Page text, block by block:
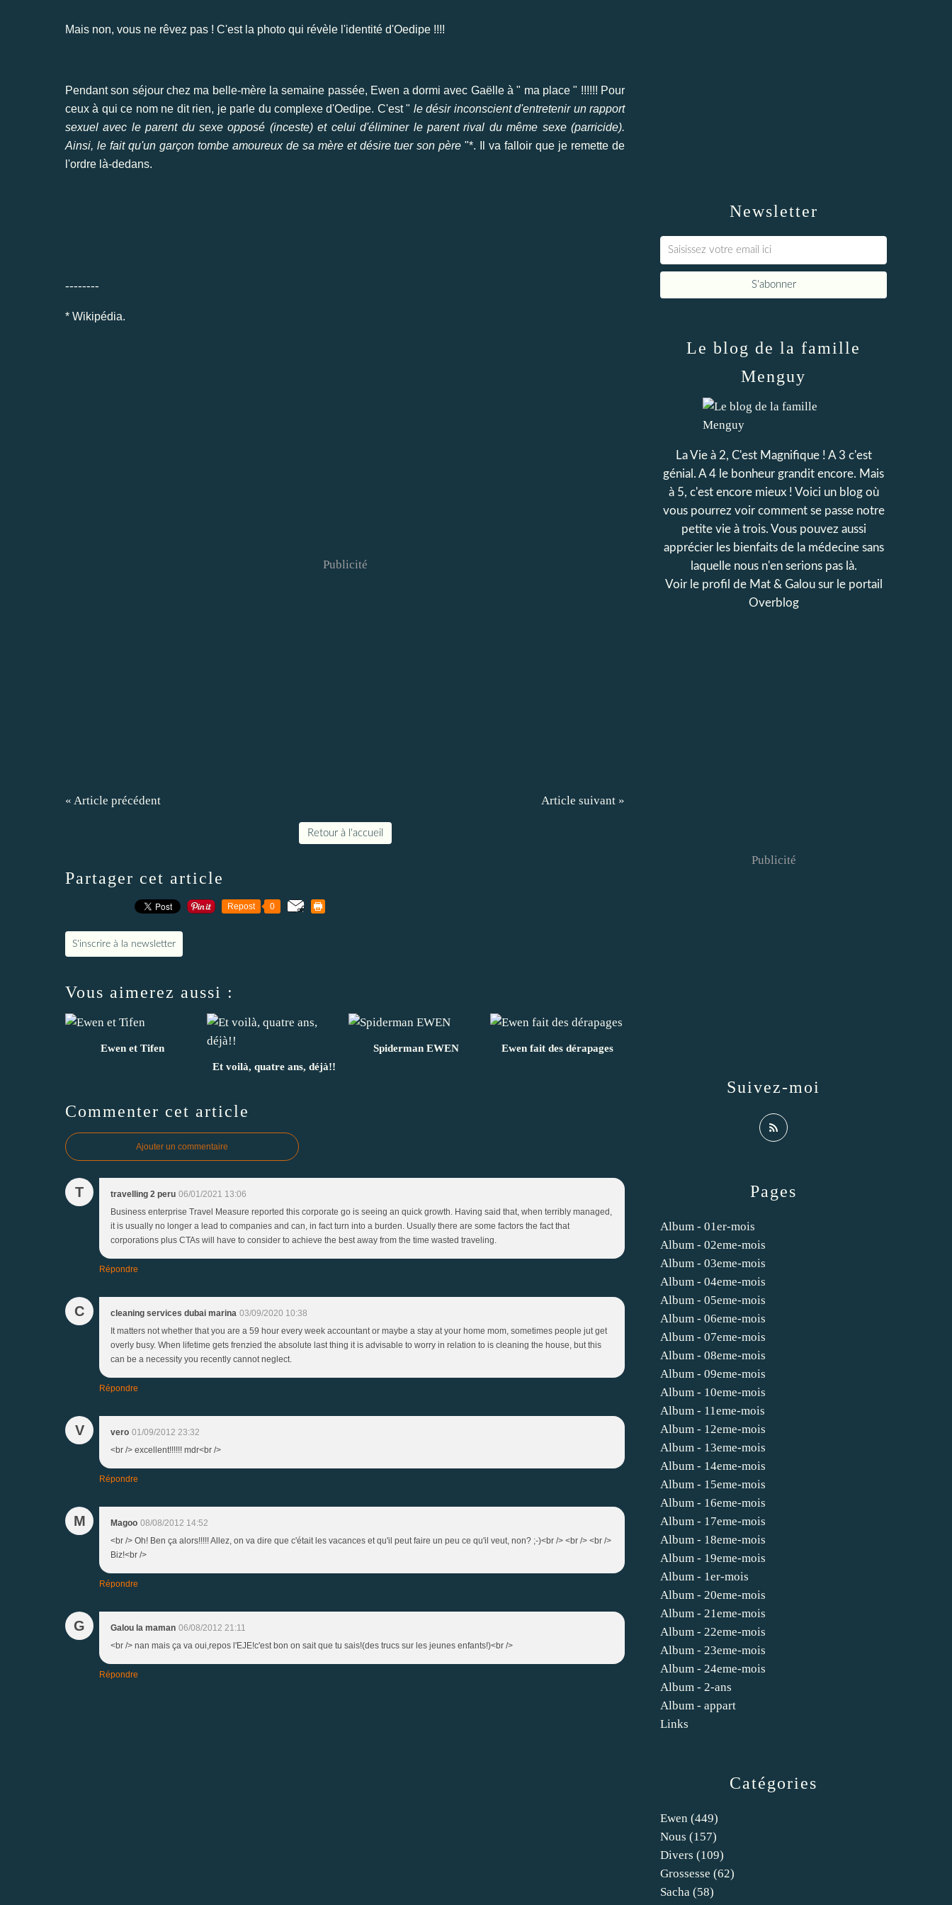
Mais non, vous ne rêvez pas ! C'est la photo qui révèle l'identité d'Oedipe !!!!
Pendant son séjour chez ma belle-mère la semaine passée, Ewen a dormi avec Gaëlle à " ma place " !!!!!! Pour
ceux à qui ce nom ne dit rien, je parle du complexe d'Oedipe. C'est " le désir inconscient d'entretenir un rapport
sexuel avec le parent du sexe opposé (inceste) et celui d'éliminer le parent rival du même sexe (parricide).
Ainsi, le fait qu'un garçon tombe amoureux de sa mère et désire tuer son père "*. Il va falloir que je remette de
l'ordre là-dedans.
--------
* Wikipédia.
Publicité
« Article précédent Article suivant »
Retour à l'accueil
Partager cet article
Repost 0
S'inscrire à la newsletter
Vous aimerez aussi :
Ewen et Tifen
Et voilà, quatre ans, déjà!!
Spiderman EWEN Ewen fait des dérapages
Commenter cet article
Ajouter un commentaire
T travelling 2 peru 06/01/2021 13:06
Business enterprise Travel Measure reported this corporate go is seeing an quick growth. Having said that, when terribly managed,
it is usually no longer a lead to companies and can, in fact turn into a burden. Usually there are some factors the fact that
corporations plus CTAs will have to consider to achieve the best away from the time wasted traveling.
Répondre
C cleaning services dubai marina 03/09/2020 10:38
It matters not whether that you are a 59 hour every week accountant or maybe a stay at your home mom, sometimes people jut get
overly busy. When lifetime gets frenzied the absolute last thing it is advisable to worry in relation to is cleaning the house, but this
can be a necessity you recently cannot neglect.
Répondre
V vero 01/09/2012 23:32
<br /> excellent!!!!!! mdr<br />
Répondre
M Magoo 08/08/2012 14:52
<br /> Oh! Ben ça alors!!!!! Allez, on va dire que c'était les vacances et qu'il peut faire un peu ce qu'il veut, non? ;-)<br /> <br /> <br />
Biz!<br />
Répondre
G Galou la maman 06/08/2012 21:11
<br /> nan mais ça va oui,repos l'EJE!c'est bon on sait que tu sais!(des trucs sur les jeunes enfants!)<br />
Répondre
Newsletter
Catégories
Ewen (449)
Nous (157)
Divers (109)
Grossesse (62)
Sacha (58)
Pages
Album - 01er-mois
Album - 02eme-mois
Album - 03eme-mois
Album - 04eme-mois
Album - 05eme-mois
Album - 06eme-mois
Album - 07eme-mois
Album - 08eme-mois
Album - 09eme-mois
Album - 10eme-mois
Album - 11eme-mois
Album - 12eme-mois
Album - 13eme-mois
Album - 14eme-mois
Album - 15eme-mois
Album - 16eme-mois
Album - 17eme-mois
Album - 18eme-mois
Album - 19eme-mois
Album - 1er-mois
Album - 20eme-mois
Album - 21eme-mois
Album - 22eme-mois
Album - 23eme-mois
Album - 24eme-mois
Album - 2-ans
Album - appart
Links
Le blog de la famille
Menguy
La Vie à 2, C'est Magnifique ! A 3 c'est
génial. A 4 le bonheur grandit encore. Mais
à 5, c'est encore mieux ! Voici un blog où
vous pourrez voir comment se passe notre
petite vie à trois. Vous pouvez aussi
apprécier les bienfaits de la médecine sans
laquelle nous n'en serions pas là.
Voir le profil de Mat & Galousur le portail
Overblog
Suivez-moi
Publicité